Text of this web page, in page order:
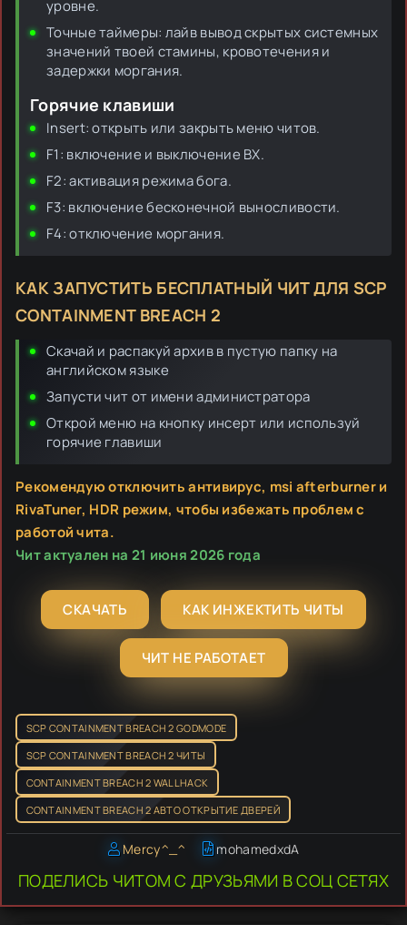
уровне.
Точные таймеры: лайв вывод скрытых системных
значений твоей стамины, кровотечения и
задержки моргания.
Горячие клавиши
Insert: открыть или закрыть меню читов.
F1: включение и выключение ВХ.
F2: активация режима бога.
F3: включение бесконечной выносливости.
F4: отключение моргания.
КАК ЗАПУСТИТЬ БЕСПЛАТНЫЙ ЧИТ ДЛЯ SCP
CONTAINMENT BREACH 2
Скачай и распакуй архив в пустую папку на
английском языке
Запусти чит от имени администратора
Открой меню на кнопку инсерт или используй
горячие главиши
Рекомендую отключить антивирус, msi afterburner и
RivaTuner, HDR режим, чтобы избежать проблем с
работой чита.
Чит актуален на 21 июня 2026 года
СКАЧАТЬ КАК ИНЖЕКТИТЬ ЧИТЫ
ЧИТ НЕ РАБОТАЕТ
SCP CONTAINMENT BREACH 2 GODMODE
SCP CONTAINMENT BREACH 2 ЧИТЫ
CONTAINMENT BREACH 2 WALLHACK
CONTAINMENT BREACH 2 АВТО ОТКРЫТИЕ ДВЕРЕЙ
Mercy^_^ mohamedxdA
ПОДЕЛИСЬ ЧИТОМ С ДРУЗЬЯМИ В СОЦ СЕТЯХ